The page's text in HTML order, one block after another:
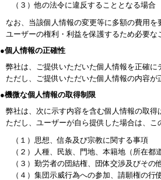
（３）他の法令に違反することとなる場合
なお、当該個人情報の変更等に多額の費用を
ユーザーの権利・利益を保護するため必要な
●個人情報の正確性
弊社は、ご提供いただいた個人情報を正確に
ただし、ご提供いただいた個人情報の内容
●機微な個人情報の取得制限
弊社は、次に示す内容を含む個人情報の取得
ただし、ユーザーが自ら提供した場合は、こ
（１）思想、信条及び宗教に関する事項
（２）人種、民族、門地、本籍地（所在
（３）勤労者の団結権、団体交渉及びそ
（４）集団示威行為への参加、請願権の